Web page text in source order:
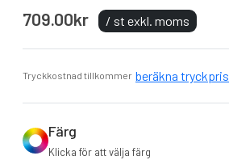
Textile Exchange
Clean Shipping Index
709.00kr / st exkl. moms
Tryckkostnad tillkommer beräkna tryckpris
Färg
Klicka för att välja färg